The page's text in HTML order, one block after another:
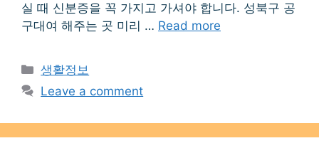
실 때 신분증을 꼭 가지고 가셔야 합니다. 성북구 공
구대여 해주는 곳 미리 … Read more
Categories
생활정보
Leave a comment